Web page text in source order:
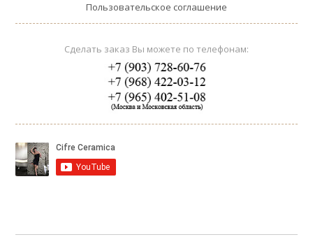
Пользовательское соглашение
Сделать заказ Вы можете по телефонам: